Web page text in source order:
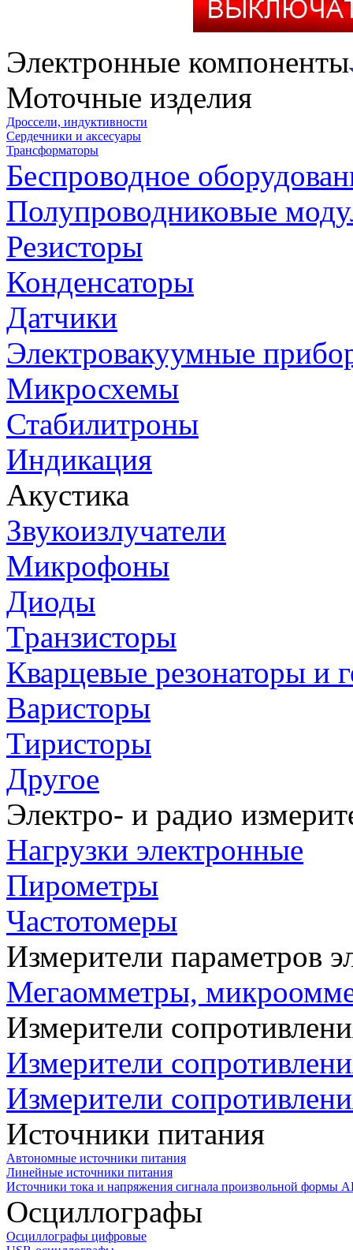
Электронные компоненты
Моточные изделия
Дроссели, индуктивности
Сердечники и аксесуары
Трансформаторы
Беспроводное
Полупроводниковые
Резисторы
Конденсаторы
Датчики
Электровакуумные
Микросхемы
Стабилитроны
Индикация
Акустика
Звукоизлучатели
Микрофоны
Диоды
Транзисторы
Кварцевые резонаторы и
Варисторы
Тиристоры
Другое
Электро- и радио
Нагрузки электронные
Пирометры
Частотомеры
Измерители параметров
Мегаомметры,
Измерители
Измерители
Измерители
Источники питания
Автономные источники питания
Линейные источники питания
Источники тока и напряжения сигнала произвольной формы
Осциллографы
Осциллографы цифровые